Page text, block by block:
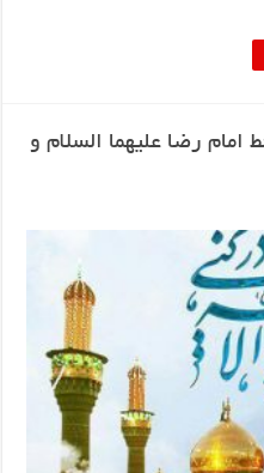
امام رضا علیهما السلام و